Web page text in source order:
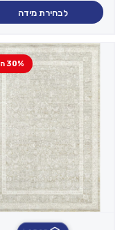
לבחירת מידה
30% הנחה